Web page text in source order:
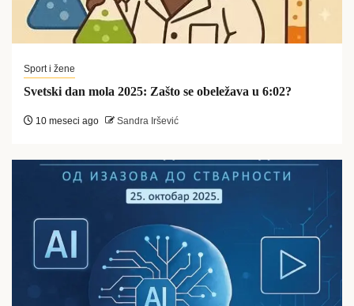
Sport i žene
Svetski dan mola 2025: Zašto se obeležava u 6:02?
10 meseci ago Sandra Iršević